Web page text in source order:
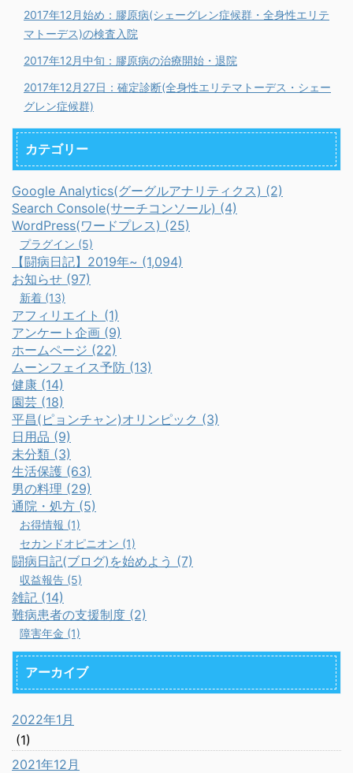
2017年12月始め：膠原病(シェーグレン症候群・全身性エリテ
マトーデス)の検査入院
2017年12月中旬：膠原病の治療開始・退院
2017年12月27日：確定診断(全身性エリテマトーデス・シェー
グレン症候群)
カテゴリー
Google Analytics(グーグルアナリティクス) (2)
Search Console(サーチコンソール) (4)
WordPress(ワードプレス) (25)
プラグイン (5)
【闘病日記】2019年~ (1,094)
お知らせ (97)
新着 (13)
アフィリエイト (1)
アンケート企画 (9)
ホームページ (22)
ムーンフェイス予防 (13)
健康 (14)
園芸 (18)
平昌(ピョンチャン)オリンピック (3)
日用品 (9)
未分類 (3)
生活保護 (63)
男の料理 (29)
通院・処方 (5)
お得情報 (1)
セカンドオピニオン (1)
闘病日記(ブログ)を始めよう (7)
収益報告 (5)
雑記 (14)
難病患者の支援制度 (2)
障害年金 (1)
アーカイブ
2022年1月
(1)
2021年12月